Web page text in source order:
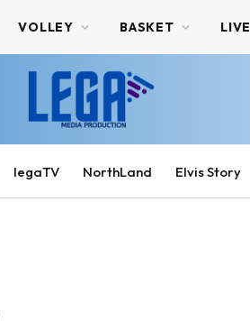
VOLLEY BASKET LIVE
legaTV NorthLand Elvis Story